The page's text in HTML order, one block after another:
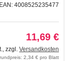
EAN: 4008525235477
11,69 €
, zzgl. Versandkosten
2,34 € pro Blatt